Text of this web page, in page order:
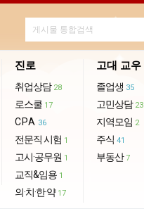
진로
취업상담 28
로스쿨 17
CPA 36
전문직 시험 1
고시·공무원 1
교직&임용 1
의·치·한·약 17
고대 교우
졸업생 35
고민상담 23
지역모임 2
주식 41
부동산 7